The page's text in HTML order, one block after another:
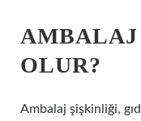
AMBALAJ
OLUR?
Ambalaj şişkinliği,